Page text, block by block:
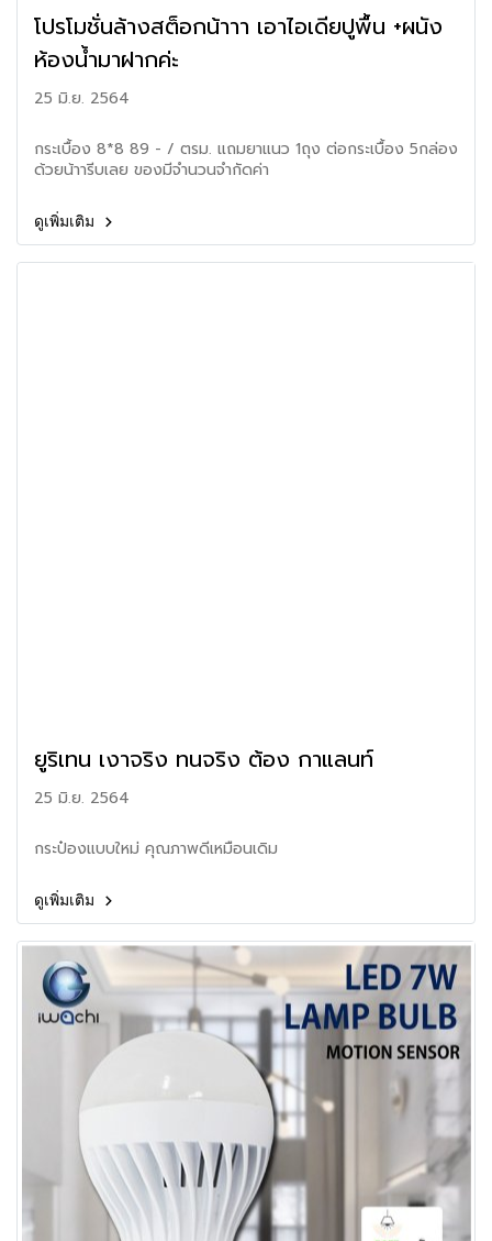
โปรโมชั่นล้างสต็อกน้าาา เอาไอเดียปูพื้น +ผนัง
ห้องน้ำมาฝากค่ะ
25 มิ.ย. 2564
กระเบื้อง 8*8 89 - / ตรม. แถมยาแนว 1ถุง ต่อกระเบื้อง 5กล่อง
ด้วยน้าารีบเลย ของมีจำนวนจำกัดค่า
ดูเพิ่มเติม
ยูริเทน เงาจริง ทนจริง ต้อง กาแลนท์
25 มิ.ย. 2564
กระป๋องแบบใหม่ คุณภาพดีเหมือนเดิม
ดูเพิ่มเติม